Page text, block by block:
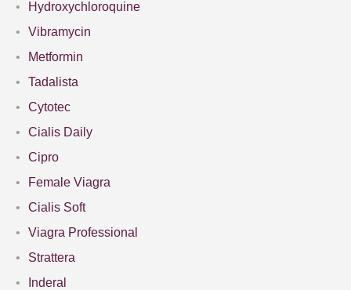
Hydroxychloroquine
Vibramycin
Metformin
Tadalista
Cytotec
Cialis Daily
Cipro
Female Viagra
Cialis Soft
Viagra Professional
Strattera
Inderal